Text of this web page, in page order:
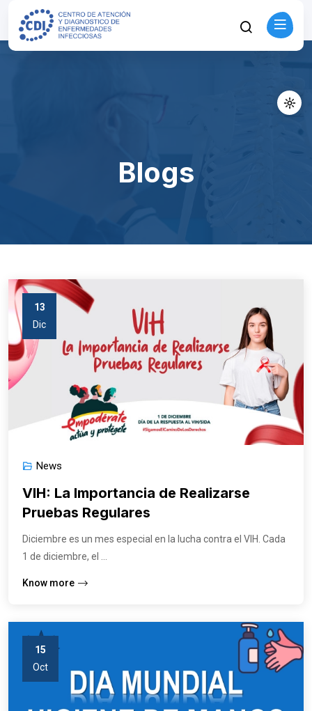
Blogs
13
Dic
News
VIH: La Importancia de Realizarse
Pruebas Regulares
Diciembre es un mes especial en la lucha contra el VIH. Cada
1 de diciembre, el ...
Know more
15
Oct